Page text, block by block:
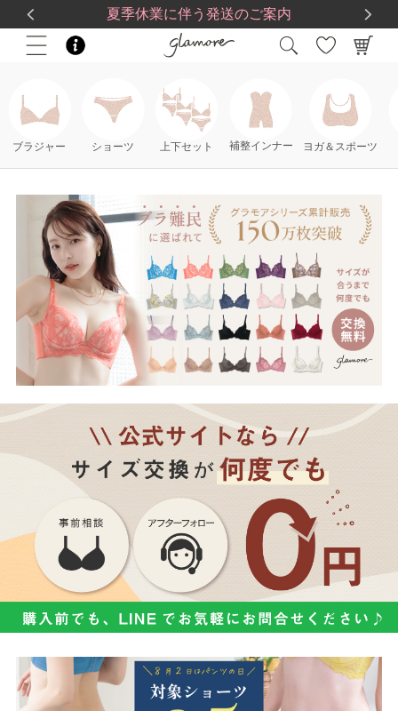
夏季休業に伴う発送のご案内
ブラジャー ショーツ 上下セット 補整インナー ヨガ＆スポーツ
送料一律560円5,500円(税込)以上で送料無料